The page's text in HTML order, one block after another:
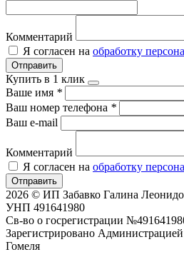
Комментарий
Я согласен на обработку
Отправить
Купить в 1 клик
Ваше имя *
Ваш номер телефона *
Ваш e-mail
Комментарий
Я согласен на обработку
Отправить
2026 © ИП Забавко Галина
УНП 491641980
Св-во о госрегистрации
Зарегистрировано
Гомеля